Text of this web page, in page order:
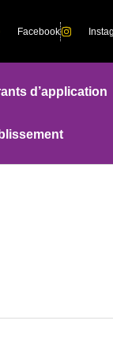
Facebook
d’application